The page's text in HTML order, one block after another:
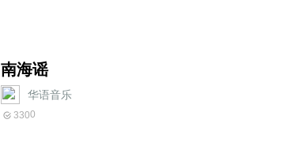
南海谣
华语音乐
3300